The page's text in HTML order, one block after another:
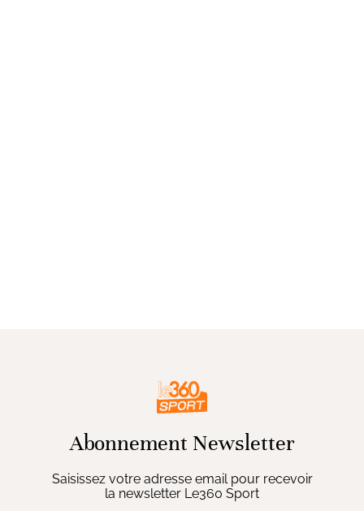
Abonnement Newsletter
Saisissez votre adresse email pour recevoir
la newsletter Le360 Sport